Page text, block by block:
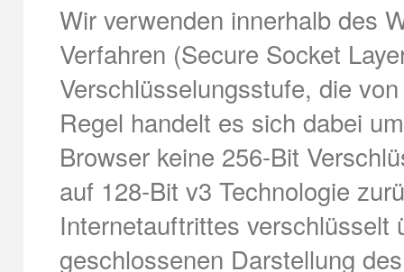
Wir verwenden innerhalb des
Verfahren (Secure Socket
Verschlüsselungsstufe, die
Regel handelt es sich dabei
Browser keine 256-Bit
auf 128-Bit v3 Technologie
Internetauftrittes verschlüsselt
geschlossenen Darstellung